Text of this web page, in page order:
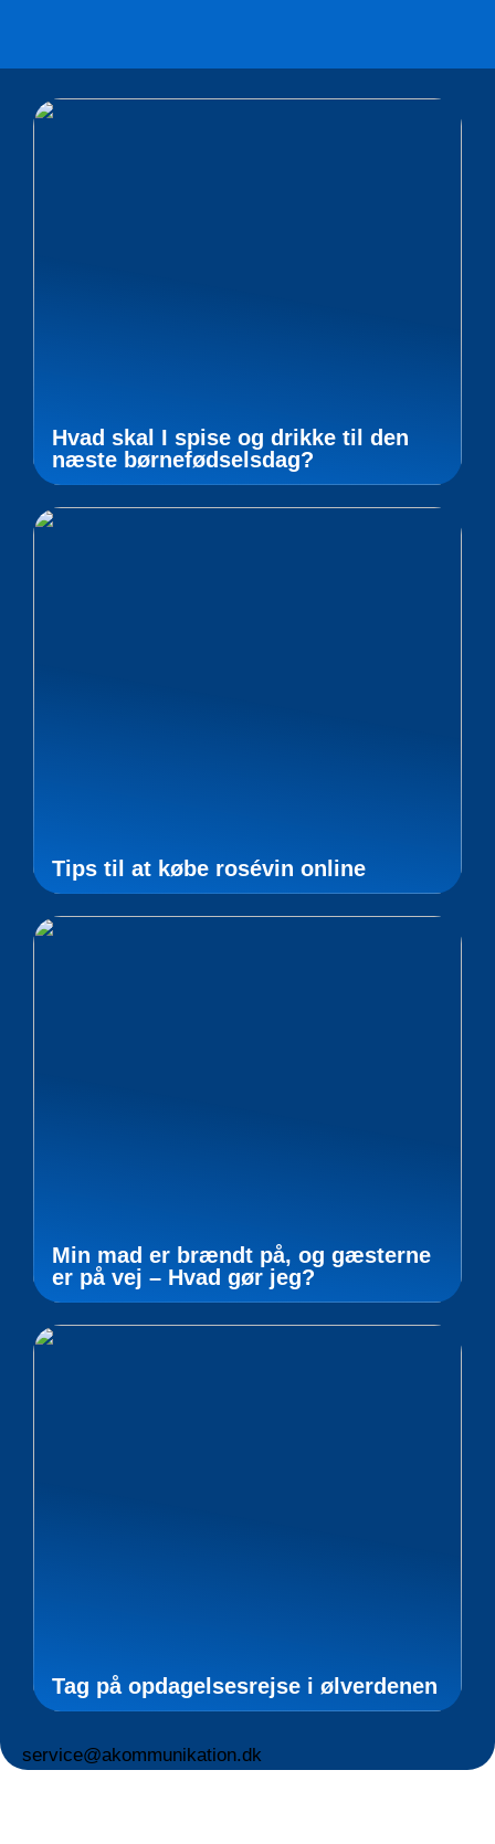
Hvad skal I spise og drikke til den
næste børnefødselsdag?
Tips til at købe rosévin online
Min mad er brændt på, og gæsterne
er på vej – Hvad gør jeg?
Tag på opdagelsesrejse i ølverdenen
service@akommunikation.dk